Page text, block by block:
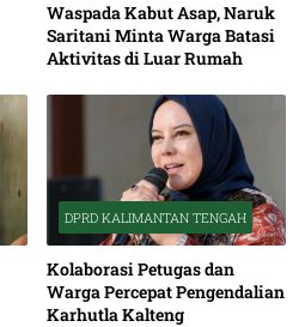
Waspada Kabut Asap, Naruk
Saritani Minta Warga Batasi
Aktivitas di Luar Rumah
DPRD KALIMANTAN TENGAH
Kolaborasi Petugas dan
Warga Percepat Pengendalian
Karhutla Kalteng